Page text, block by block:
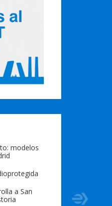
modelos
a San